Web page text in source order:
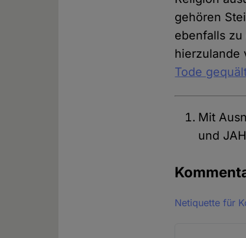
gehören
ebenfalls zu
hierzulande
Tode
Mit
und
Netiquette für